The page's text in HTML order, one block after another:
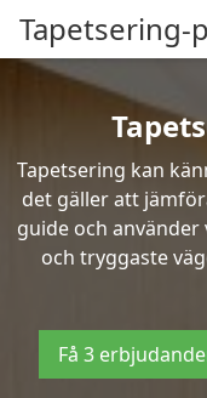
Tapetsering-
Tapetsering kan
det gäller att
guide och
och tryggaste
Få 3